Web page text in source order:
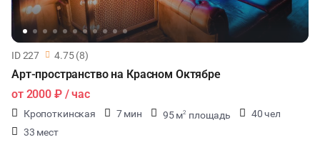
ID 227 4.75 (8)
Арт-пространство на Красном Октябре
от 2000 ₽/ час
Кропоткинская 7 мин 95 м2 площадь
40 чел
33 мест